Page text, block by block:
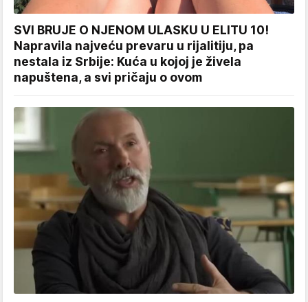
SVI BRUJE O NJENOM ULASKU U ELITU 10!
Napravila najveću prevaru u rijalitiju, pa
nestala iz Srbije: Kuća u kojoj je živela
napuštena, a svi pričaju o ovom